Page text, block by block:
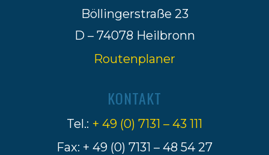
Böllingerstraße 23
D – 74078 Heilbronn
Routenplaner
KONTAKT
Tel.: + 49 (0) 7131 – 43 111
Fax: + 49 (0) 7131 – 48 54 27